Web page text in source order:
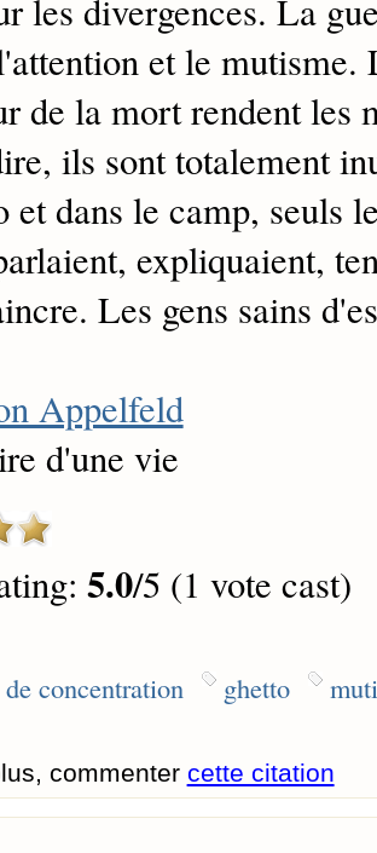
les divergences. La
et le
de la mort rendent les
ils sont totalement
et dans le camp, seuls
expliquaient,
Les gens sains
Appelfeld
d'une vie
5.0/5 (1 vote cast)
concentration ghetto
commenter cette citation